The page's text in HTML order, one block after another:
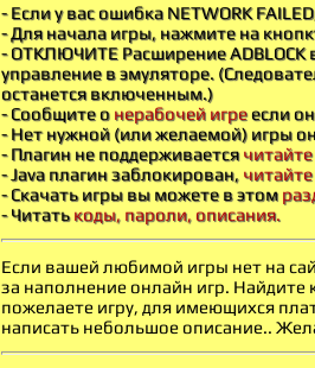
- Если у вас ошибка NETWORK
- Для начала игры, нажмите на
- ОТКЛЮЧИТЕ Расширение ADBLOCK
управление в эмуляторе.
останется включенным.)
- Сообщите о нерабочей игреесли
- Нет нужной (или желаемой) игры
- Плагин не поддерживаетсячитайте
- Java плагин заблокирован, читайте
- Скачать игры вы можете в этом
- Читатькоды, пароли, описания.
Если вашей любимой игры нет на
за наполнение онлайн игр. Найдите
пожелаете игру, для имеющихся
написать небольшое описание..